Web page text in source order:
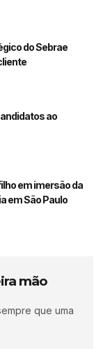
do Sebrae
ao
em imersão da
em São Paulo
mão
que uma